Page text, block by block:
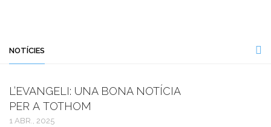
NOTÍCIES
L’EVANGELI: UNA BONA NOTÍCIA
PER A TOTHOM
1 ABR., 2025